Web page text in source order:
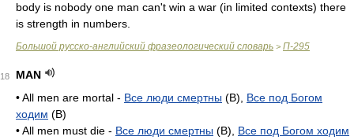
body is nobody one man can't win a war (in limited contexts) there
is strength in numbers.
Большой русско-английский фразеологический словарь > П-295
18
MAN
• All men are mortal - Все люди смертны (B), Все под Богом
ходим (B)
• All men must die - Все люди смертны (B), Все под Богом ходим